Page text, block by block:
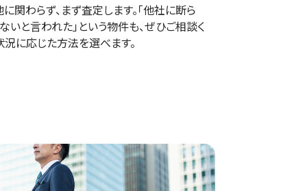
関わらず、まず査定します。「他社に断ら
いと言われた」という物件も、ぜひご相談く
況に応じた方法を選べます。